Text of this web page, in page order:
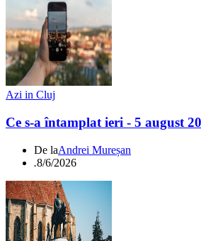
Azi in Cluj
Ce s-a întamplat ieri - 5 august
De laAndrei Mureșan
.8/6/2026